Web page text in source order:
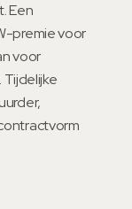
Een
premie voor
voor